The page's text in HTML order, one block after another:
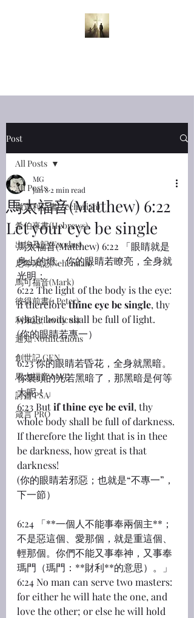
Post
All Posts
撒迦利亞書(Zechariah)
希伯來書(Hebrews)
出埃及記(Exodus)
尼希米記(Nehemiah)
馬可福音(Mark)
彼得前書(1 Peter)
利未記(Leviticus)
通知 Notifications
創世記 GEN
馬太福音 MAT
詩篇 PSA
箴言 PRO
All Posts
馬太福音(Matthew) 6:22
Let your eye be single
MG
Jan 8 2 min read
馬太福音(Matthew) 6:22 「眼睛就是
身上的燈。你的眼睛若瞭亮，全身就
光明；
6:22 The light of the body is the eye:
if therefore thine eye be single, thy
whole body shall be full of light.
(你的眼睛若專一）
6:23 你的眼睛若昏花，全身就黑暗。
你裏頭的光若黑暗了，那黑暗是何等
大呢！」
6:23 But if thine eye be evil, thy
whole body shall be full of darkness.
If therefore the light that is in thee
be darkness, how great is that
darkness!
(你的眼睛若邪惡；也就是“不專一”，
下一節）
6:24 「**一個人不能事奉兩個主**；
不是惡這個、愛那個，就是重這個、
輕那個。你們不能又事奉神，又事奉
瑪門（瑪門：**財利**的意思）。」
6:24 No man can serve two masters:
for either he will hate the one, and
love the other; or else he will hold